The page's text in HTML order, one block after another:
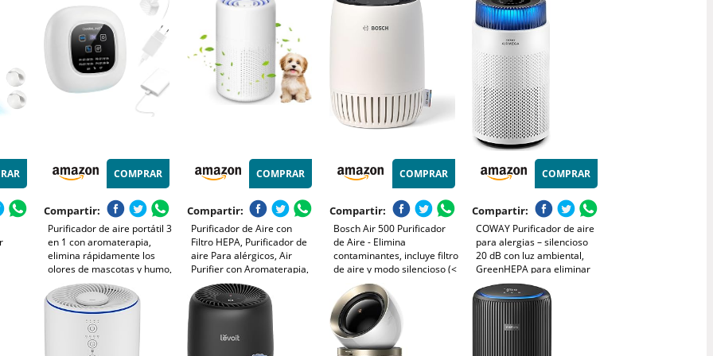
Mando, Sin Aspas,
Oscilación 350°, Blanco
Funcionamiento, Sensor PM
Blanco
m³/h, Modo de Reposo
Blanco
COMPRAR
Compartir:
Purificador de aire portátil 3
en 1 con aromaterapia,
elimina rápidamente los
olores de mascotas y humo,
devuelve el aire fresco a los
espacios pequeños y es
compatible con enchufe o
batería externa
COMPRAR
Compartir:
Purificador de Aire con
Filtro HEPA, Purificador de
aire Para alérgicos, Air
Purifier con Aromaterapia,
Elimina de Alergia Polen
Olor y Caspa de Mascota,
humo, Blanco
COMPRAR
Compartir:
Bosch Air 500 Purificador
de Aire - Elimina
contaminantes, incluye filtro
de aire y modo silencioso (<
25 dB(A)) - para
habitaciones de hasta 23 m²
- con puerto de carga USB-
C - CADR: 100 m³/h
COMPRAR
Compartir:
COWAY Purificador de aire
para alergias – silencioso
20 dB con luz ambiental,
GreenHEPA para eliminar
99,999% de partículas 0,01
µm, CADR alto 244 m³/h –
ideal para dormitorio –
AIRMEGA 100